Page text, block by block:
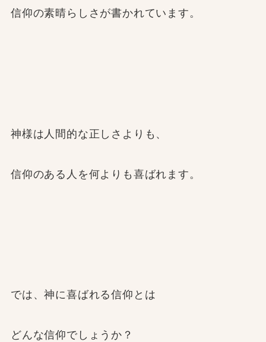
信仰の素晴らしさが書かれています。
神様は人間的な正しさよりも、
信仰のある人を何よりも喜ばれます。
では、神に喜ばれる信仰とは
どんな信仰でしょうか？